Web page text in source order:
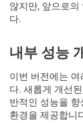
않지만, 앞으로
다.
내부 성능
이번 버전에는
다. 새롭게 개선
반적인 성능을
환경을 제공합니